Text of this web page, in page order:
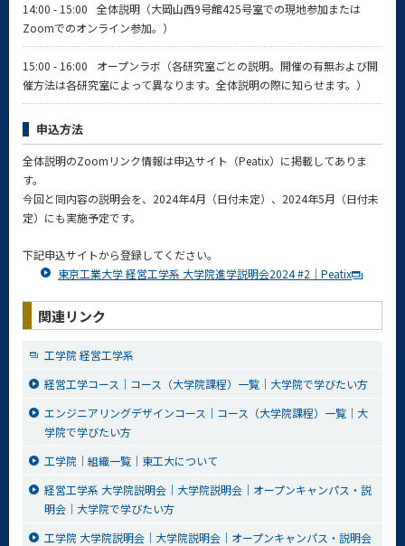
14:00 - 15:00
全体説明（大岡山西9号館425号室での現地参加または
Zoomでのオンライン参加。）
15:00 - 16:00
オープンラボ（各研究室ごとの説明。開催の有無および開
催方法は各研究室によって異なります。全体説明の際に知らせます。）
申込方法
全体説明のZoomリンク情報は申込サイト（Peatix）に掲載してありま
す。
今回と同内容の説明会を、2024年4月（日付未定）、2024年5月（日付未
定）にも実施予定です。
下記申込サイトから登録してください。
東京工業大学 経営工学系 大学院進学説明会2024 #2｜Peatix
関連リンク
工学院 経営工学系
経営工学コース｜コース（大学院課程）一覧｜大学院で学びたい方
エンジニアリングデザインコース｜コース（大学院課程）一覧｜大
学院で学びたい方
工学院｜組織一覧｜東工大について
経営工学系 大学院説明会｜大学院説明会｜オープンキャンパス・説
明会｜大学院で学びたい方
工学院 大学院説明会｜大学院説明会｜オープンキャンパス・説明会